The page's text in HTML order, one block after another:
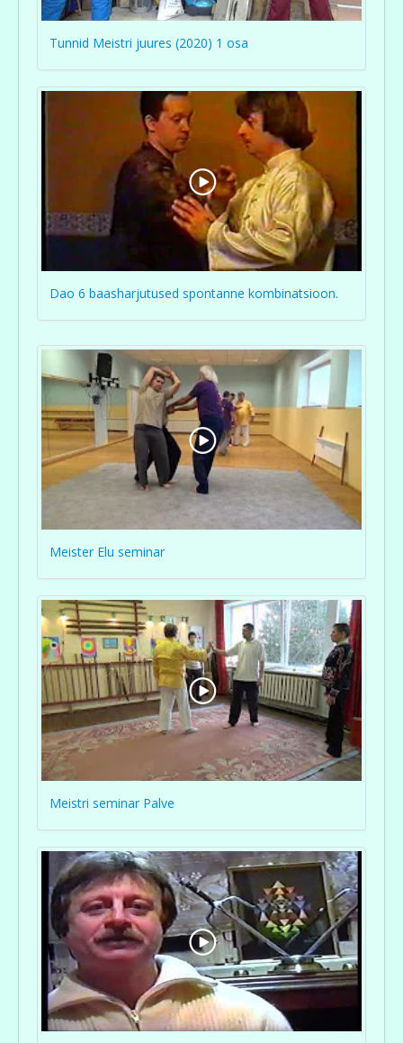
Tunnid Meistri juures (2020) 1 osa
Dao 6 baasharjutused spontanne kombinatsioon.
Meister Elu seminar
Meistri seminar Palve